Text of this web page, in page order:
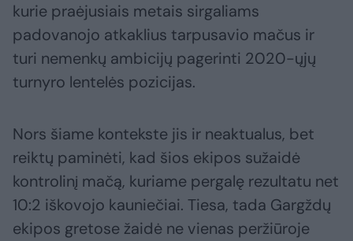
kurie praėjusiais metais sirgaliams
padovanojo atkaklius tarpusavio mačus ir
turi nemenkų ambicijų pagerinti 2020-ųjų
turnyro lentelės pozicijas.
Nors šiame kontekste jis ir neaktualus, bet
reiktų paminėti, kad šios ekipos sužaidė
kontrolinį mačą, kuriame pergalę rezultatu net
10:2 iškovojo kauniečiai. Tiesa, tada Gargždų
ekipos gretose žaidė ne vienas peržiūroje